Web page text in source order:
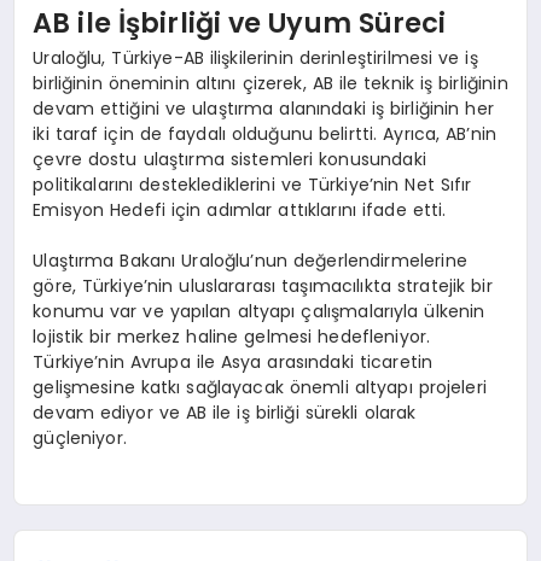
AB ile İşbirliği ve Uyum Süreci
Uraloğlu, Türkiye-AB ilişkilerinin derinleştirilmesi ve iş
birliğinin öneminin altını çizerek, AB ile teknik iş birliğinin
devam ettiğini ve ulaştırma alanındaki iş birliğinin her
iki taraf için de faydalı olduğunu belirtti. Ayrıca, AB’nin
çevre dostu ulaştırma sistemleri konusundaki
politikalarını desteklediklerini ve Türkiye’nin Net Sıfır
Emisyon Hedefi için adımlar attıklarını ifade etti.
Ulaştırma Bakanı Uraloğlu’nun değerlendirmelerine
göre, Türkiye’nin uluslararası taşımacılıkta stratejik bir
konumu var ve yapılan altyapı çalışmalarıyla ülkenin
lojistik bir merkez haline gelmesi hedefleniyor.
Türkiye’nin Avrupa ile Asya arasındaki ticaretin
gelişmesine katkı sağlayacak önemli altyapı projeleri
devam ediyor ve AB ile iş birliği sürekli olarak
güçleniyor.